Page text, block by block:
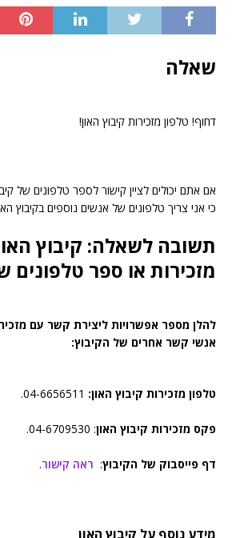
שאלה
דחוף! טלפון מזכירות קיבוץ האון!
אם אתם יכולים לציין קישור לספר טלפונים של
כי אני צריך טלפונים של אנשים נוספים בקיבוץ
תשובה לשאלה: קיבוץ
מזכירות או ספר טלפונים
להלן מספר אפשרויות ליצירת קשר עם
אנשי קשר אחרים של הקיבוץ:
טלפון מזכירות קיבוץ האון: 04-6656511.
פקס מזכירות קיבוץ האון: 04-6709530.
דף פייסבוק של הקיבוץ: ראה קישור.
מידע נוסף על קיבוץ האון